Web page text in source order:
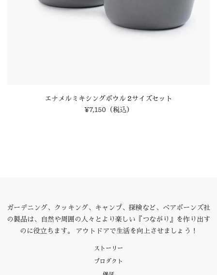
エナメルミキシングボウル 2サイズセット
¥7,150 （税込）
ガーデニング、クッキング、キャンプ、探検など、ベアボーンズ社
の製品は、自然や周囲の人々とより楽しい『つながり』を作り出す
のに役立ちます。 アウトドアで生活を向上させましょう！
ストーリー
プロダクト